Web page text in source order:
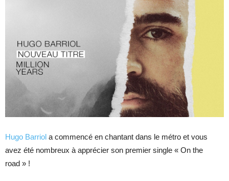
Hugo Barriol a commencé en chantant dans le métro et vous
avez été nombreux à apprécier son premier single « On the
road » !